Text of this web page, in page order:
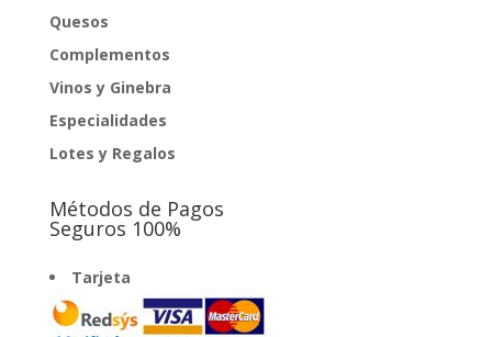
Quesos
Complementos
Vinos y Ginebra
Especialidades
Lotes y Regalos
Métodos de Pagos
Seguros 100%
Tarjeta